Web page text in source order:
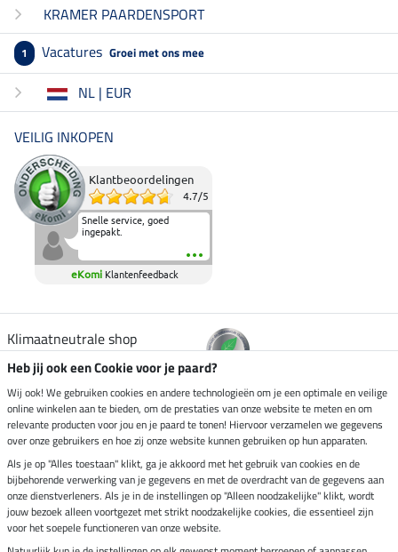
KRAMER PAARDENSPORT
1 Vacatures Groei met ons mee
NL | EUR
VEILIG INKOPEN
Klantbeoordelingen
4.7/5
Snelle service, goed
ingepakt.
eKomi Klantenfeedback
Klimaatneutrale shop
Verzending per
Veilig betalen met
Impressum
Heb jij ook een Cookie voor je paard?
Wij ook! We gebruiken cookies en andere technologieën om je een optimale en veilige
online winkelen aan te bieden, om de prestaties van onze website te meten en om
relevante producten voor jou en je paard te tonen! Hiervoor verzamelen we gegevens
over onze gebruikers en hoe zij onze website kunnen gebruiken op hun apparaten.
Als je op "Alles toestaan" klikt, ga je akkoord met het gebruik van cookies en de
bijbehorende verwerking van je gegevens en met de overdracht van de gegevens aan
onze dienstverleners. Als je in de instellingen op "Alleen noodzakelijke" klikt, wordt
jouw bezoek alleen voortgezet met strikt noodzakelijke cookies, die essentieel zijn
voor het soepele functioneren van onze website.